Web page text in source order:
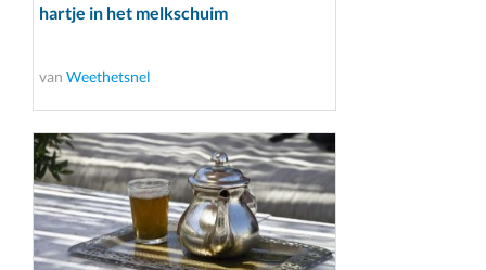
hartje in het melkschuim
van Weethetsnel